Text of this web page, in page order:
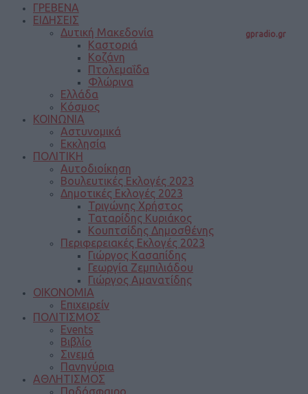
gpradio.gr
ΓΡΕΒΕΝΑ
ΕΙΔΗΣΕΙΣ
Δυτική Μακεδονία
Καστοριά
Κοζάνη
Πτολεμαΐδα
Φλώρινα
Ελλάδα
Κόσμος
ΚΟΙΝΩΝΙΑ
Αστυνομικά
Εκκλησία
ΠΟΛΙΤΙΚΗ
Αυτοδιοίκηση
Βουλευτικές Εκλογές 2023
Δημοτικές Εκλογές 2023
Τριγώνης Χρήστος
Ταταρίδης Κυριάκος
Κουπτσίδης Δημοσθένης
Περιφερειακές Εκλογές 2023
Γιώργος Κασαπίδης
Γεωργία Ζεμπιλιάδου
Γιώργος Αμανατίδης
ΟΙΚΟΝΟΜΙΑ
Επιχειρείν
ΠΟΛΙΤΙΣΜΟΣ
Events
Βιβλίο
Σινεμά
Πανηγύρια
ΑΘΛΗΤΙΣΜΟΣ
Ποδόσφαιρο